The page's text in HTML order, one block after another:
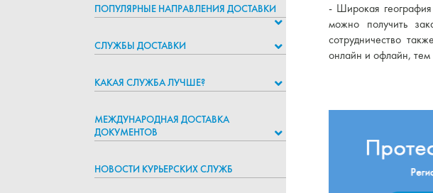
ПОПУЛЯРНЫЕ НАПРАВЛЕНИЯ ДОСТАВКИ
СЛУЖБЫ ДОСТАВКИ
КАКАЯ СЛУЖБА ЛУЧШЕ?
МЕЖДУНАРОДНАЯ ДОСТАВКА
ДОКУМЕНТОВ
НОВОСТИ КУРЬЕРСКИХ СЛУЖБ
- Широкая география
можно получить
сотрудничество
онлайн и офлайн,